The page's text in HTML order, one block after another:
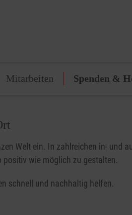
Mitarbeiten Spenden &
Welt ein. In zahlreichen in- und
wie möglich zu gestalten.
schnell und nachhaltig helfen.